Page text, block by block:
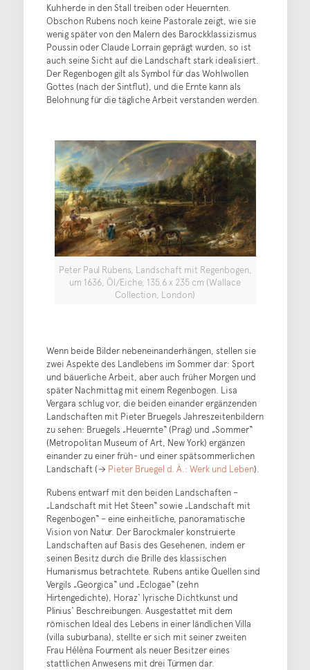
Kuhherde in den Stall treiben oder Heuernten.
Obschon Rubens noch keine Pastorale zeigt, wie sie
wenig später von den Malern des Barockklassizismus
Poussin oder Claude Lorrain geprägt wurden, so ist
auch seine Sicht auf die Landschaft stark idealisiert.
Der Regenbogen gilt als Symbol für das Wohlwollen
Gottes (nach der Sintflut), und die Ernte kann als
Belohnung für die tägliche Arbeit verstanden werden.
Peter Paul Rubens, Landschaft mit Regenbogen,
um 1636, Öl/Eiche, 135.6 x 235 cm (Wallace
Collection, London)
Wenn beide Bilder nebeneinanderhängen, stellen sie
zwei Aspekte des Landlebens im Sommer dar: Sport
und bäuerliche Arbeit, aber auch früher Morgen und
später Nachmittag mit einem Regenbogen. Lisa
Vergara schlug vor, die beiden einander ergänzenden
Landschaften mit Pieter Bruegels Jahreszeitenbildern
zu sehen: Bruegels „Heuernte“ (Prag) und „Sommer“
(Metropolitan Museum of Art, New York) ergänzen
einander zu einer früh- und einer spätsommerlichen
Landschaft (→ Pieter Bruegel d. Ä.: Werk und Leben).
Rubens entwarf mit den beiden Landschaften –
„Landschaft mit Het Steen“ sowie „Landschaft mit
Regenbogen“ – eine einheitliche, panoramatische
Vision von Natur. Der Barockmaler konstruierte
Landschaften auf Basis des Gesehenen, indem er
seinen Besitz durch die Brille des klassischen
Humanismus betrachtete. Rubens antike Quellen sind
Vergils „Georgica“ und „Eclogae“ (zehn
Hirtengedichte), Horaz‘ lyrische Dichtkunst und
Plinius‘ Beschreibungen. Ausgestattet mit dem
römischen Ideal des Lebens in einer ländlichen Villa
(villa suburbana), stellte er sich mit seiner zweiten
Frau Hélèna Fourment als neuer Besitzer eines
stattlichen Anwesens mit drei Türmen dar.